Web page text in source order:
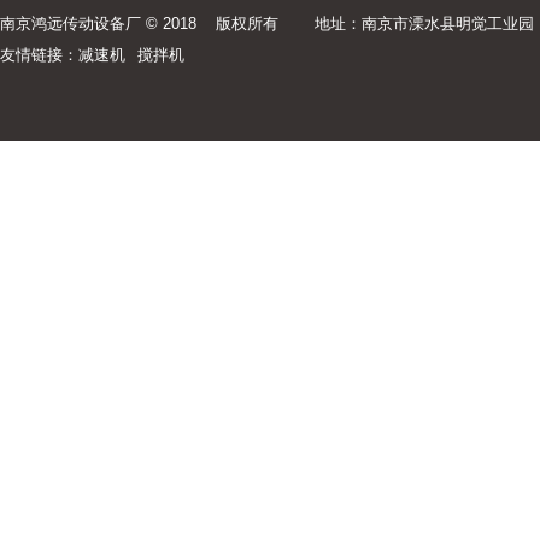
南京鸿远传动设备厂 © 2018 版权所有
地址：南京市溧水县明觉工业园
友情链接： 减速机 搅拌机